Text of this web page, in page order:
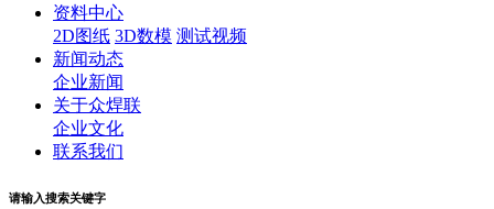
资料中心
2D图纸 3D数模 测试视频
新闻动态
企业新闻
关于众焊联
企业文化
联系我们
请输入搜索关键字